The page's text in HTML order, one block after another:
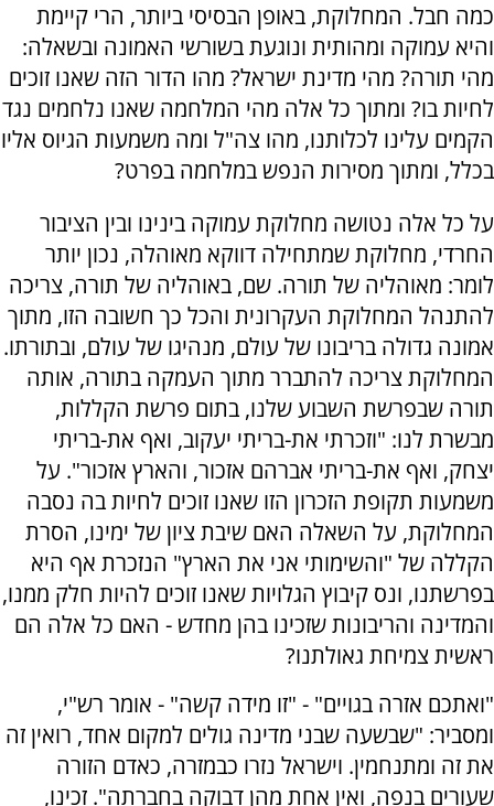
כמה חבל. המחלוקת, באופן הבסיסי ביותר, הרי קיימת
והיא עמוקה ומהותית ונוגעת בשורשי האמונה ובשאלה:
מהי תורה? מהי מדינת ישראל? מהו הדור הזה שאנו זוכים
לחיות בו? ומתוך כל אלה מהי המלחמה שאנו נלחמים נגד
הקמים עלינו לכלותנו, מהו צה"ל ומה משמעות הגיוס אליו
בכלל, ומתוך מסירות הנפש במלחמה בפרט?
על כל אלה נטושה מחלוקת עמוקה בינינו ובין הציבור
החרדי, מחלוקת שמתחילה דווקא מאוהלה, נכון יותר
לומר: מאוהליה של תורה. שם, באוהליה של תורה, צריכה
להתנהל המחלוקת העקרונית והכל כך חשובה הזו, מתוך
אמונה גדולה בריבונו של עולם, מנהיגו של עולם, ובתורתו.
המחלוקת צריכה להתברר מתוך העמקה בתורה, אותה
תורה שבפרשת השבוע שלנו, בתום פרשת הקללות,
מבשרת לנו: "וזכרתי את-בריתי יעקוב, ואף את-בריתי
יצחק, ואף את-בריתי אברהם אזכור, והארץ אזכור". על
משמעות תקופת הזכרון הזו שאנו זוכים לחיות בה נסבה
המחלוקת, על השאלה האם שיבת ציון של ימינו, הסרת
הקללה של "והשימותי אני את הארץ" הנזכרת אף היא
בפרשתנו, ונס קיבוץ הגלויות שאנו זוכים להיות חלק ממנו,
והמדינה והריבונות שזכינו בהן מחדש - האם כל אלה הם
ראשית צמיחת גאולתנו?
"ואתכם אזרה בגויים" - "זו מידה קשה" - אומר רש"י,
ומסביר: "שבשעה שבני מדינה גולים למקום אחד, רואין זה
את זה ומתנחמין. וישראל נזרו כבמזרה, כאדם הזורה
שעורים בנפה, ואין אחת מהן דבוקה בחברתה". זכינו,